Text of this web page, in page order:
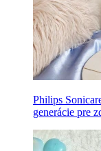
Philips
generácie pre